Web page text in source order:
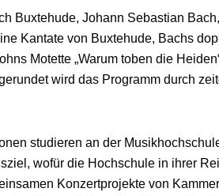
Buxtehude, Johann Sebastian
Kantate von Buxtehude, Bachs
Motette „Warum toben die
wird das Programm durch
studieren an der
wofür die Hochschule in ihrer
Konzertprojekte von